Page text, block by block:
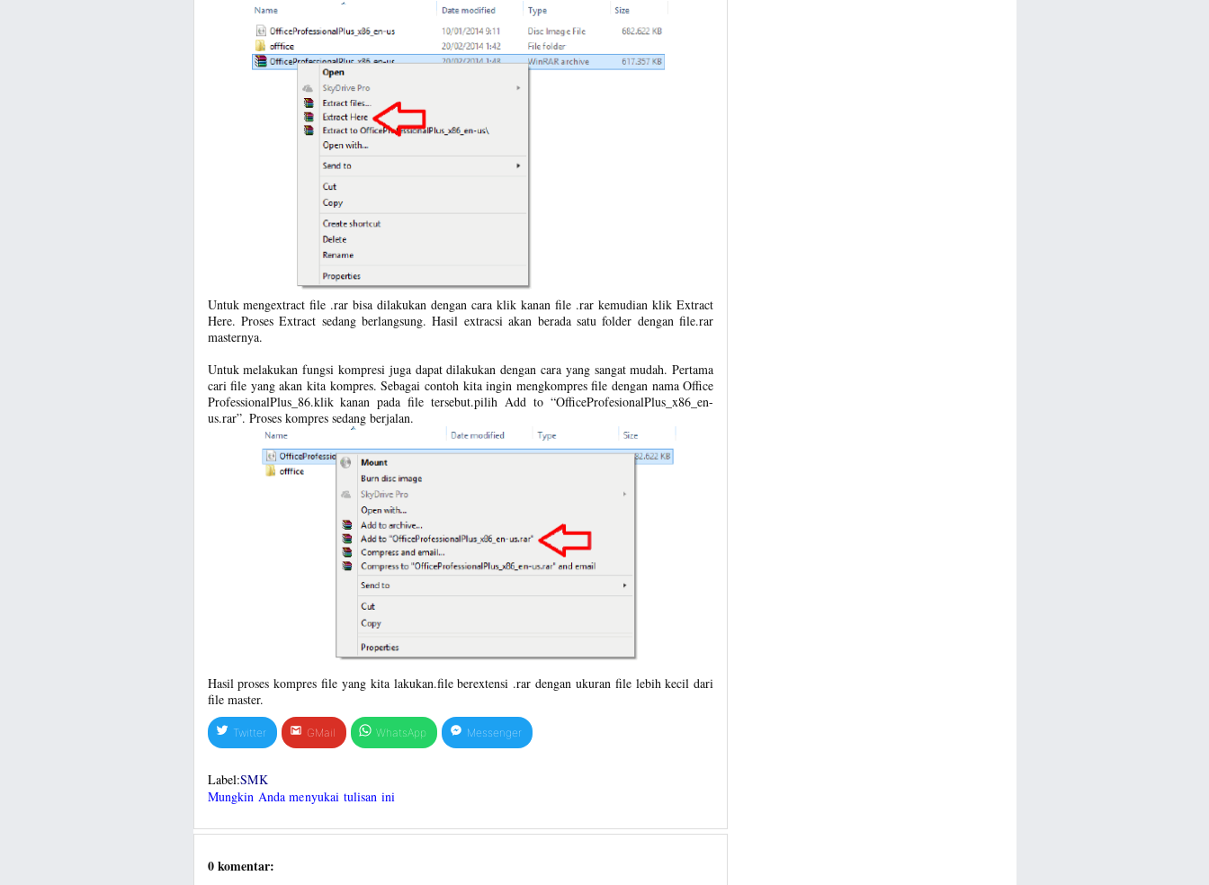
Untuk mengextract file .rar bisa dilakukan dengan cara klik kanan file .rar kemudian klik Extract
Here. Proses Extract sedang berlangsung. Hasil extracsi akan berada satu folder dengan file.rar
masternya.
Untuk melakukan fungsi kompresi juga dapat dilakukan dengan cara yang sangat mudah. Pertama
cari file yang akan kita kompres. Sebagai contoh kita ingin mengkompres file dengan nama Office
ProfessionalPlus_86.klik kanan pada file tersebut.pilih Add to “OfficeProfesionalPlus_x86_en-
us.rar”. Proses kompres sedang berjalan.
Hasil proses kompres file yang kita lakukan.file berextensi .rar dengan ukuran file lebih kecil dari
file master.
Twitter GMail WhatsApp Messenger
Label:SMK
Mungkin Anda menyukai tulisan ini
0 komentar: